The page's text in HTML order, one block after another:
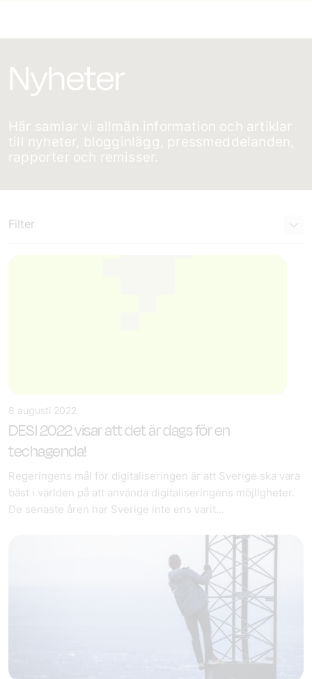
Nyheter
Här samlar vi allmän information och artiklar
till nyheter, blogginlägg, pressmeddelanden,
rapporter och remisser.
Filter
8 augusti 2022
DESI 2022 visar att det är dags för en
techagenda!
Regeringens mål för digitaliseringen är att Sverige ska vara
bäst i världen på att använda digitaliseringens möjligheter.
De senaste åren har Sverige inte ens varit...